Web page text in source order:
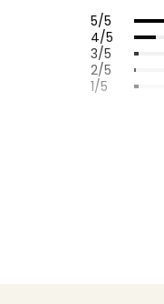
5/5
4/5
3/5
2/5
1/5